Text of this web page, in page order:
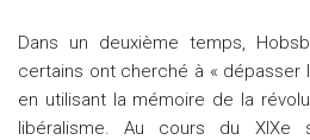
Dans un deuxième temps,
certains ont cherché à « dépasser
en utilisant la mémoire de la
libéralisme. Au cours du XIXe